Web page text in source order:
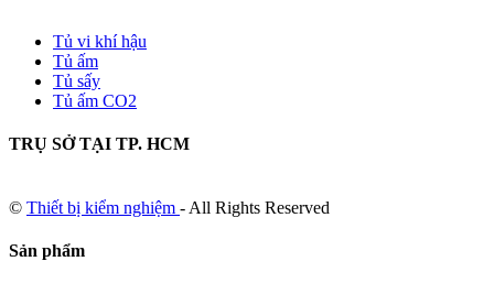
Tủ vi khí hậu
Tủ ấm
Tủ sấy
Tủ ấm CO2
TRỤ SỞ TẠI TP. HCM
© Thiết bị kiểm nghiệm - All Rights Reserved
Sản phẩm